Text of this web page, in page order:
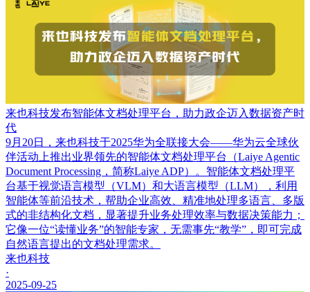
来也科技发布智能体文档处理平台，助力政企迈入数据资产时
代
9月20日，来也科技于2025华为全联接大会——华为云全球伙
伴活动上推出业界领先的智能体文档处理平台（Laiye Agentic
Document Processing，简称Laiye ADP）。智能体文档处理平
台基于视觉语言模型（VLM）和大语言模型（LLM），利用
智能体等前沿技术，帮助企业高效、精准地处理多语言、多版
式的非结构化文档，显著提升业务处理效率与数据决策能力；
它像一位“读懂业务”的智能专家，无需事先“教学”，即可完成
自然语言提出的文档处理需求。
来也科技
·
2025-09-25